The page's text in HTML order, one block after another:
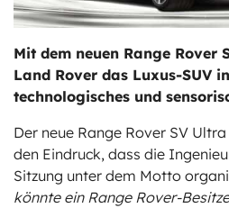
Mit dem neuen Range Rover
Land Rover das Luxus-SUV
technologisches und
Der neue Range Rover SV
den Eindruck, dass die
Sitzung unter dem Motto
könnte ein Range Rover-